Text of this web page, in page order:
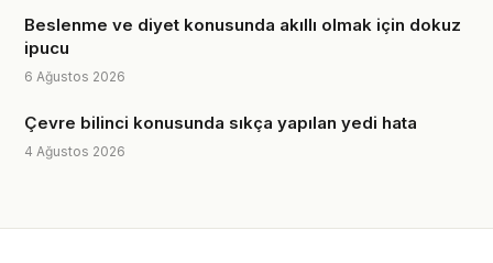
Beslenme ve diyet konusunda akıllı olmak için dokuz
ipucu
6 Ağustos 2026
Çevre bilinci konusunda sıkça yapılan yedi hata
4 Ağustos 2026